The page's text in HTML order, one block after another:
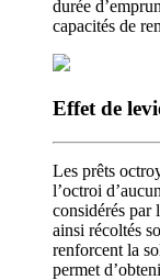
durée
capacités de
Effet de
Les prêts
l’octroi
considérés par
ainsi récoltés
renforcent la
permet